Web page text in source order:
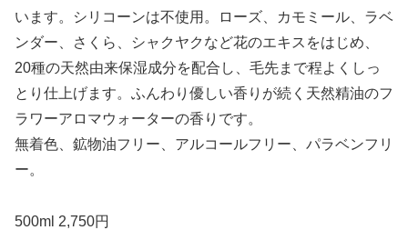
います。シリコーンは不使用。ローズ、カモミール、ラベ
ンダー、さくら、シャクヤクなど花のエキスをはじめ、
20種の天然由来保湿成分を配合し、毛先まで程よくしっ
とり仕上げます。ふんわり優しい香りが続く天然精油のフ
ラワーアロマウォーターの香りです。
無着色、鉱物油フリー、アルコールフリー、パラベンフリ
ー。
500ml 2,750円